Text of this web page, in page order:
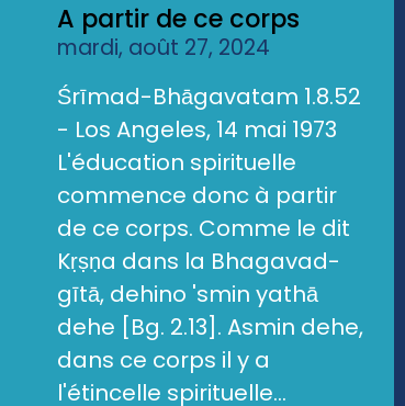
A partir de ce corps
mardi, août 27, 2024
Śrīmad-Bhāgavatam 1.8.52
- Los Angeles, 14 mai 1973
L'éducation spirituelle
commence donc à partir
de ce corps. Comme le dit
Kṛṣṇa dans la Bhagavad-
gītā, dehino 'smin yathā
dehe [Bg. 2.13]. Asmin dehe,
dans ce corps il y a
l'étincelle spirituelle...